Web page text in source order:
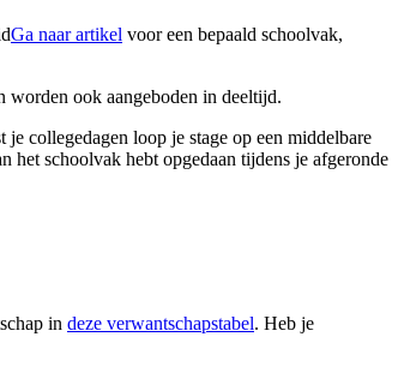
Ga naar artikel voor een bepaald schoolvak,
worden ook aangeboden in deeltijd.
collegedagen loop je stage op een middelbare
schoolvak hebt opgedaan tijdens je afgeronde
in deze verwantschapstabel. Heb je